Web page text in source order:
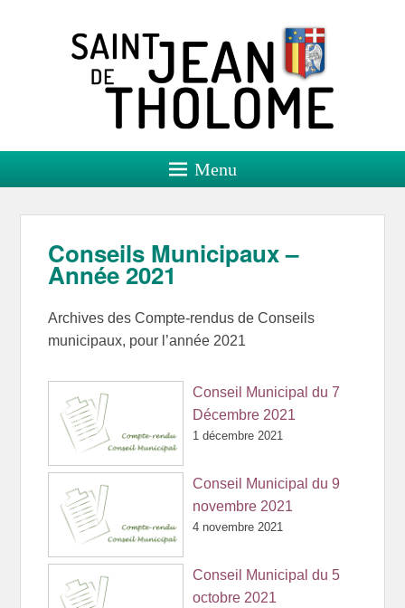
Saint Jean de Tholome
Site officiel
Menu
Conseils Municipaux –
Année 2021
Archives des Compte-rendus de Conseils
municipaux, pour l’année 2021
Conseil Municipal du 7
Décembre 2021
1 décembre 2021
Conseil Municipal du 9
novembre 2021
4 novembre 2021
Conseil Municipal du 5
octobre 2021